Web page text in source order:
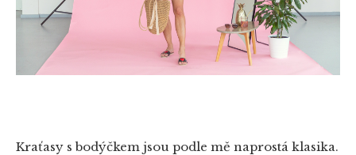
Kraťasy s bodýčkem jsou podle mě naprostá klasika.